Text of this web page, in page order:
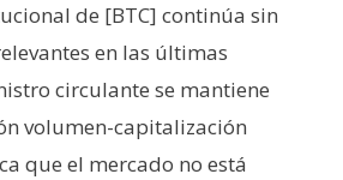
de [BTC] continúa sin
en las últimas
circulante se mantiene
volumen-capitalización
que el mercado no está